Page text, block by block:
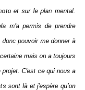
et sur le plan mental.
m'a permis de prendre
pouvoir me donner à
mais on a toujours
C'est ce qui nous a
sont là et j'espère qu’on